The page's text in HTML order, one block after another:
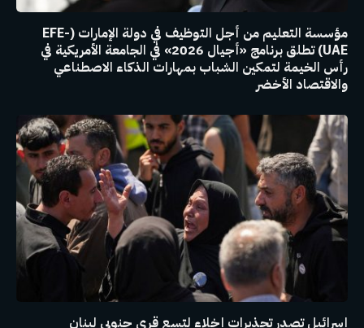
مؤسسة التعليم من أجل التوظيف في دولة الإمارات (EFE-
UAE) تطلق برنامج «أجيال 2026» في الجامعة الأمريكية في
رأس الخيمة لتمكين الشباب بمهارات الذكاء الاصطناعي
والاقتصاد الأخضر
إسرائيل تصدر تحذيرات إخلاء لتسع قرى جنوبي لبنان